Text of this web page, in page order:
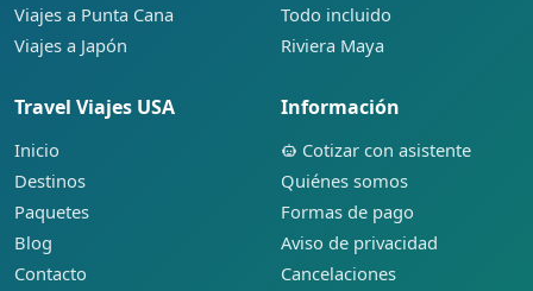
Viajes a Punta Cana
Viajes a Japón
Todo incluido
Riviera Maya
Travel Viajes USA
Inicio
Destinos
Paquetes
Blog
Contacto
Información
Cotizar con asistente
Quiénes somos
Formas de pago
Aviso de privacidad
Cancelaciones